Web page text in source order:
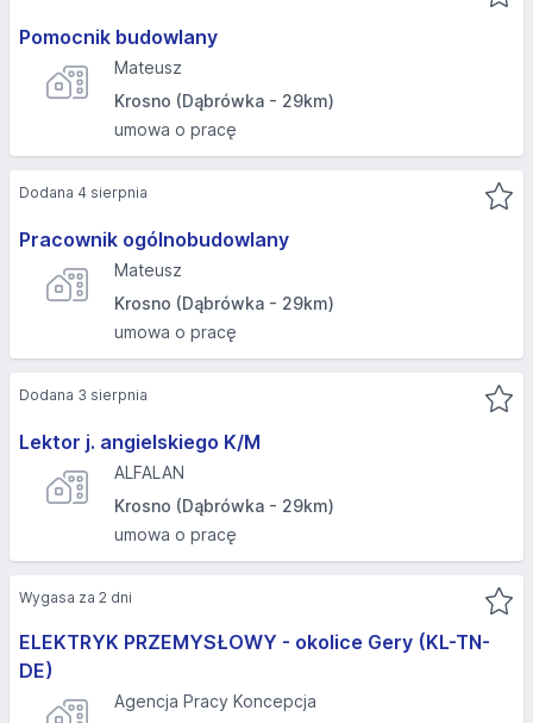
Pomocnik budowlany
Mateusz
Krosno (Dąbrówka - 29km)
umowa o pracę
Pracownik ogólnobudowlany
Mateusz
Krosno (Dąbrówka - 29km)
umowa o pracę
Dodana 4 sierpnia
Lektor j. angielskiego K/M
ALFALAN
Krosno (Dąbrówka - 29km)
umowa o pracę
Dodana 3 sierpnia
ELEKTRYK PRZEMYSŁOWY - okolice Gery (KL-TN-
DE)
Agencja Pracy Koncepcja
Wygasa za 2 dni